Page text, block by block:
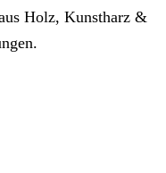
Holz, Kunstharz &